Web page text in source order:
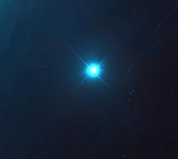
demonstração